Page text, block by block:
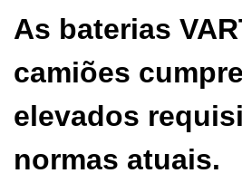
As baterias
camiões
elevados
normas atuais.